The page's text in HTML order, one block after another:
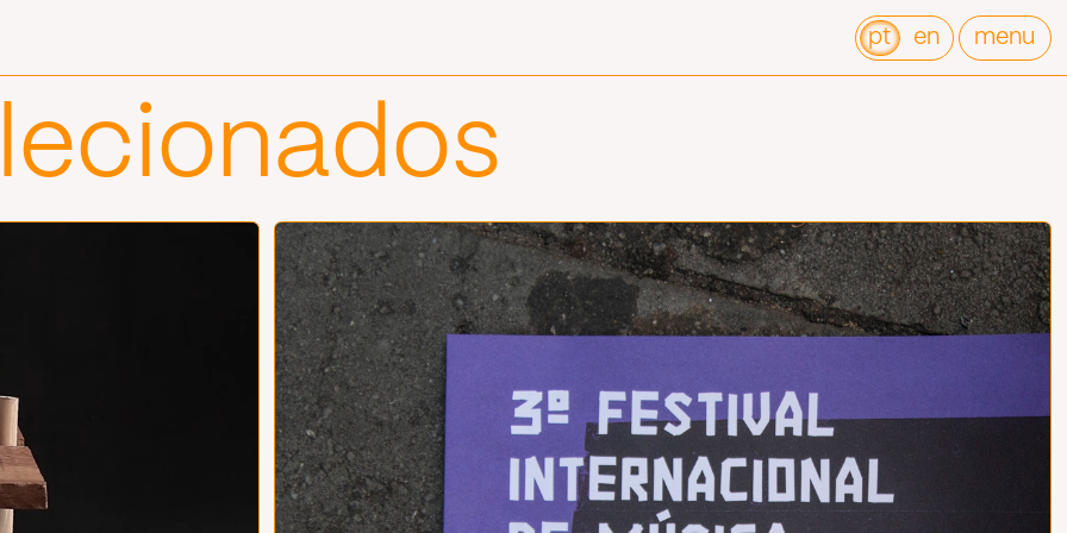
pt en menu